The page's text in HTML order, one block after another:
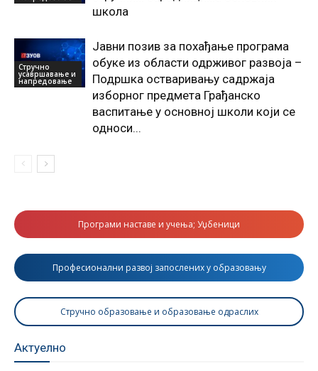
школа
Стручно
усавршавање и
напредовање
Јавни позив за похађање програма
обуке из области одрживог развоја –
Подршка остваривању садржаја
изборног предмета Грађанско
васпитање у основној школи који се
односи...
Програми наставе и учења; Уџбеници
Професионални развој запослених у образовању
Стручно образовање и образовање одраслих
Актуелно